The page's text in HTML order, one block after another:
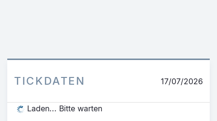
TICKDATEN 17/07/2026
Laden... Bitte warten